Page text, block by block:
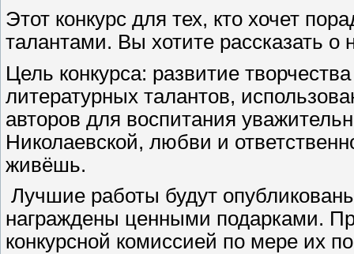
Этот конкурс для тех, кто хочет
талантами. Вы хотите рассказать о
Цель конкурса: развитие
литературных талантов,
авторов для воспитания
Николаевской, любви и
живёшь.
Лучшие работы будут
награждены ценными подарками.
конкурсной комиссией по мере их